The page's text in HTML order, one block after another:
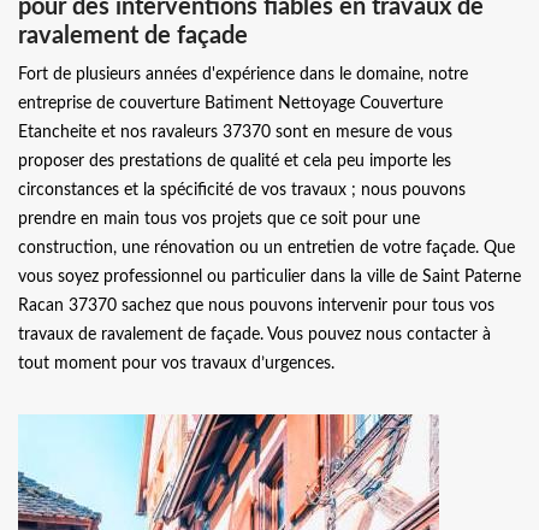
pour des interventions fiables en travaux de
ravalement de façade
Fort de plusieurs années d'expérience dans le domaine, notre
entreprise de couverture Batiment Nettoyage Couverture
Etancheite et nos ravaleurs 37370 sont en mesure de vous
proposer des prestations de qualité et cela peu importe les
circonstances et la spécificité de vos travaux ; nous pouvons
prendre en main tous vos projets que ce soit pour une
construction, une rénovation ou un entretien de votre façade. Que
vous soyez professionnel ou particulier dans la ville de Saint Paterne
Racan 37370 sachez que nous pouvons intervenir pour tous vos
travaux de ravalement de façade. Vous pouvez nous contacter à
tout moment pour vos travaux d’urgences.